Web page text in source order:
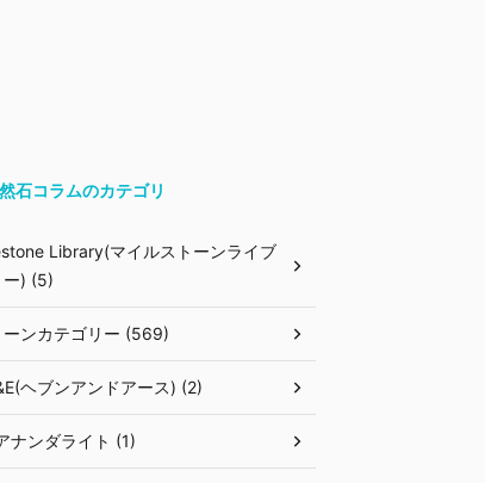
石コラムのカテゴリ
Library(マイルストーンライブ
ー) (5)
ーンカテゴリー (569)
ヘブンアンドアース) (2)
ナンダライト (1)